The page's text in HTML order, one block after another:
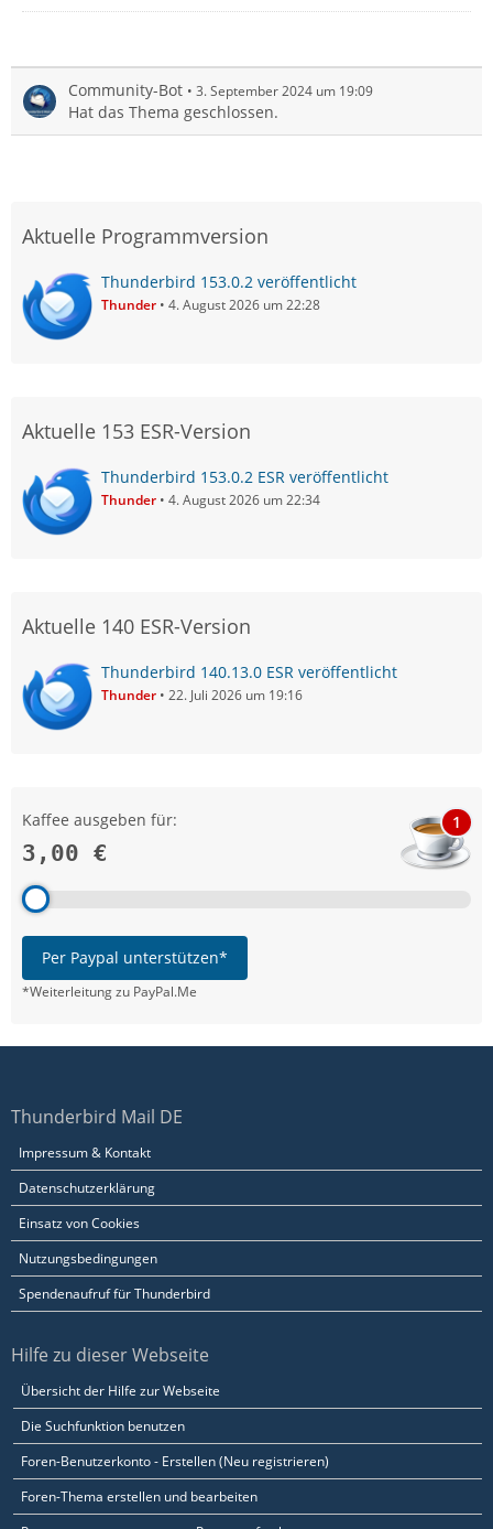
Community-Bot 3. September 2024 um 19:09
Hat das Thema geschlossen.
Aktuelle Programmversion
Thunderbird 153.0.2 veröffentlicht
Thunder 4. August 2026 um 22:28
Aktuelle 153 ESR-Version
Thunderbird 153.0.2 ESR veröffentlicht
Thunder 4. August 2026 um 22:34
Aktuelle 140 ESR-Version
Thunderbird 140.13.0 ESR veröffentlicht
Thunder 22. Juli 2026 um 19:16
Kaffee ausgeben für:
3,00 €
1
Per Paypal unterstützen*
*Weiterleitung zu PayPal.Me
Thunderbird Mail DE
Impressum & Kontakt
Datenschutzerklärung
Einsatz von Cookies
Nutzungsbedingungen
Spendenaufruf für Thunderbird
Hilfe zu dieser Webseite
Übersicht der Hilfe zur Webseite
Die Suchfunktion benutzen
Foren-Benutzerkonto - Erstellen (Neu registrieren)
Foren-Thema erstellen und bearbeiten